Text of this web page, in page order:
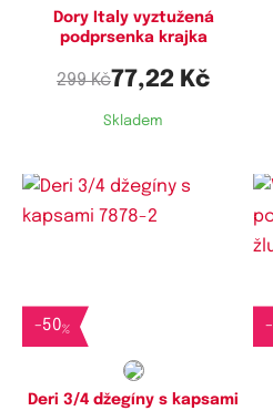
Dory Italy vyztužená
podprsenka krajka
299 Kč77,22 Kč
Skladem
-50%
Deri 3/4 džegíny s kapsami
-